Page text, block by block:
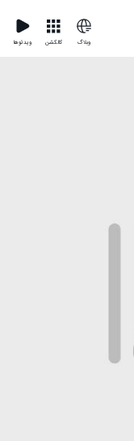
ویدئوها کالکشن وبلاگ